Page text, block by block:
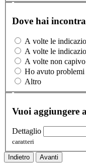
Dove hai
A volte le
A volte le
A volte non capivo
Ho avuto problemi
Altro
Vuoi aggiungere
Dettaglio
caratteri
Indietro Avanti